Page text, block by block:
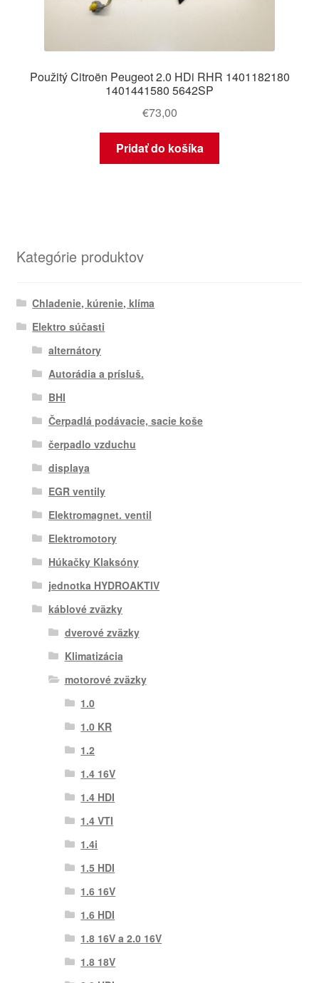
Použitý Citroën Peugeot 2.0 HDi RHR 1401182180
1401441580 5642SP
€73,00
Pridať do košíka
Kategórie produktov
Chladenie, kúrenie, klíma
Elektro súčasti
alternátory
Autorádia a prísluš.
BHI
Čerpadlá podávacie, sacie koše
čerpadlo vzduchu
displaya
EGR ventily
Elektromagnet. ventil
Elektromotory
Húkačky Klaksóny
jednotka HYDROAKTIV
káblové zväzky
dverové zväzky
Klimatizácia
motorové zväzky
1.0
1.0 KR
1.2
1.4 16V
1.4 HDI
1.4 VTI
1.4i
1.5 HDI
1.6 16V
1.6 HDI
1.8 16V a 2.0 16V
1.8 18V